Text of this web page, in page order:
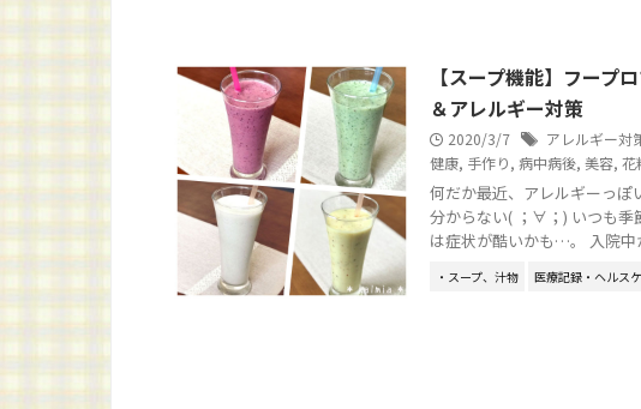
【スープ機能】フープ
＆アレルギー対策
2020/3/7 アレルギー対
健康, 手作り, 病中病後, 美容, 花
何だか最近、アレルギーっ
分からない( ；∀；) いつも季
は症状が酷いかも…。 入院中
・スープ、汁物 医療記録・ヘルス